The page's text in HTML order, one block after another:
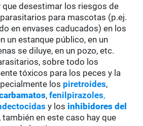
que desestimar los riesgos de
para mascotas (p.ej.
en envases caducados) en los
un estanque público, en un
se diluye, en un pozo, etc.
sobre todo los
tóxicos para los peces y la
los piretroides,
,fenilpirazoles,
y losinhibidores del
también en este caso hay que